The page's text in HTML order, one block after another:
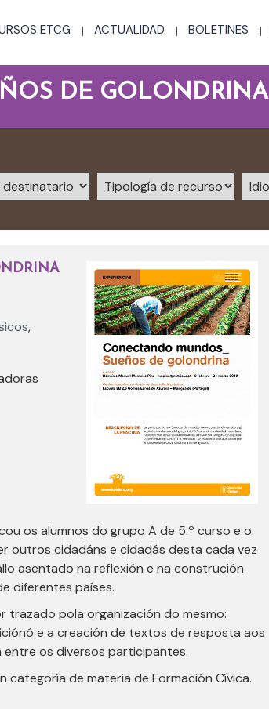
ETCG ACTUALIDAD BOLETINES
DE GOLONDRINA
,
os alumnos do grupo A de 5.º curso e o
outros cidadáns e cidadás desta cada vez
asentado na reflexión e na construción
diferentes países.
pola organización do mesmo:
e a creación de textos de resposta aos
os diversos participantes.
categoría de materia de Formación Cívica.